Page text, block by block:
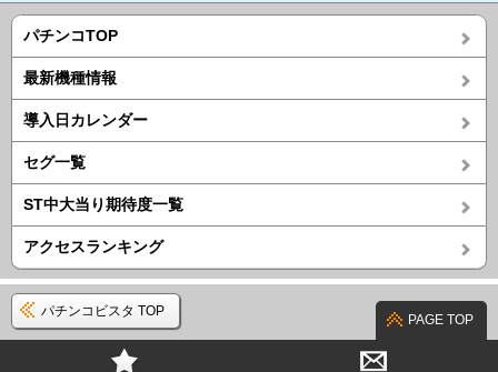
パチンコTOP
最新機種情報
導入日カレンダー
セグ一覧
ST中大当り期待度一覧
アクセスランキング
パチンコビスタ TOP
PAGE TOP